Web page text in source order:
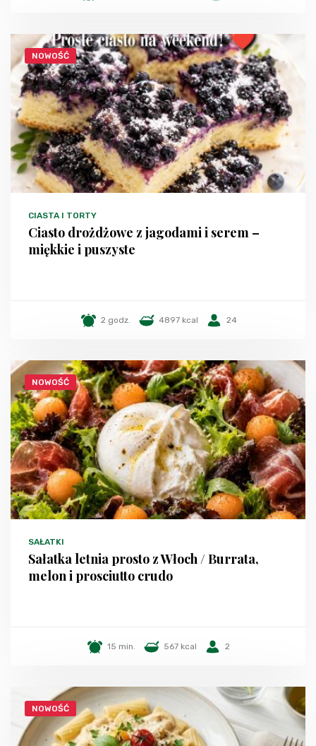
NOWOŚĆ
CIASTA I TORTY
Ciasto drożdżowe z jagodami i serem –
miękkie i puszyste
2 godz. 4897 kcal 24
NOWOŚĆ
SAŁATKI
Sałatka letnia prosto z Włoch / Burrata,
melon i prosciutto crudo
15 min. 567 kcal 2
NOWOŚĆ